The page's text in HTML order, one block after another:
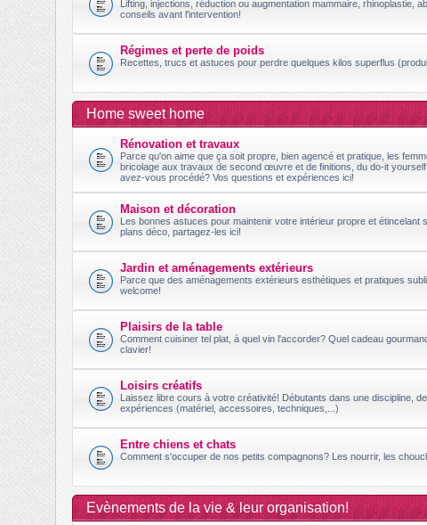
Lifting, injections, réduction ou augmentation mammaire, rhinoplastie,
conseils avant l'intervention!
Régimes et perte de poids
Recettes, trucs et astuces pour perdre quelques kilos superflus
Home sweet home
Rénovation et travaux
Parce qu'on aime que ça soit propre, bien agencé et pratique, les
bricolage aux travaux de second œuvre et de finitions, du do-it
avez-vous procédé? Vos questions et expériences ici!
Maison et décoration
Les bonnes astuces pour maintenir votre intérieur propre et
plans déco, partagez-les ici!
Jardin et aménagements extérieurs
Parce que des aménagements extérieurs esthétiques et pratiques
welcome!
Plaisirs de la table
Comment cuisiner tel plat, à quel vin l'accorder? Quel cadeau
clavier!
Loisirs créatifs
Laissez libre cours à votre créativité! Débutants dans une discipline,
expériences (matériel, accessoires, techniques,...)
Entre chiens et chats
Comment s'occuper de nos petits compagnons? Les nourrir, les
Evènements de la vie & leur organisation!